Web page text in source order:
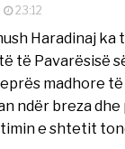
23:12
Haradinaj ka
të Pavarësisë
madhore
ndër breza
e shtetit